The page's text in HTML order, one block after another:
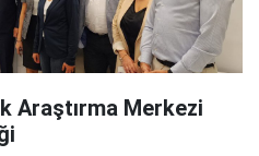
Araştırma Merkezi